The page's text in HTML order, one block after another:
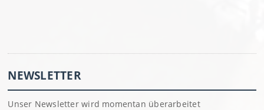
NEWSLETTER
Unser Newsletter wird momentan überarbeitet